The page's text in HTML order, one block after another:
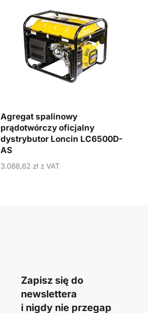
Agregat spalinowy
prądotwórczy oficjalny
dystrybutor Loncin LC6500D-
AS
3.088,62 złz VAT
Zapisz się do
newslettera
i nigdy nie przegap